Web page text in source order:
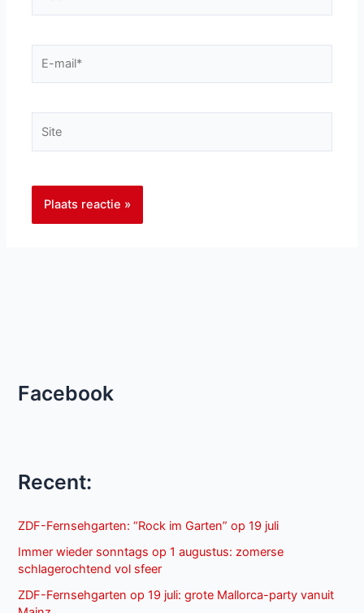
Facebook
Recent:
ZDF-Fernsehgarten: “Rock im Garten” op 19 juli
Immer wieder sonntags op 1 augustus: zomerse
schlagerochtend vol sfeer
ZDF-Fernsehgarten op 19 juli: grote Mallorca-party vanuit